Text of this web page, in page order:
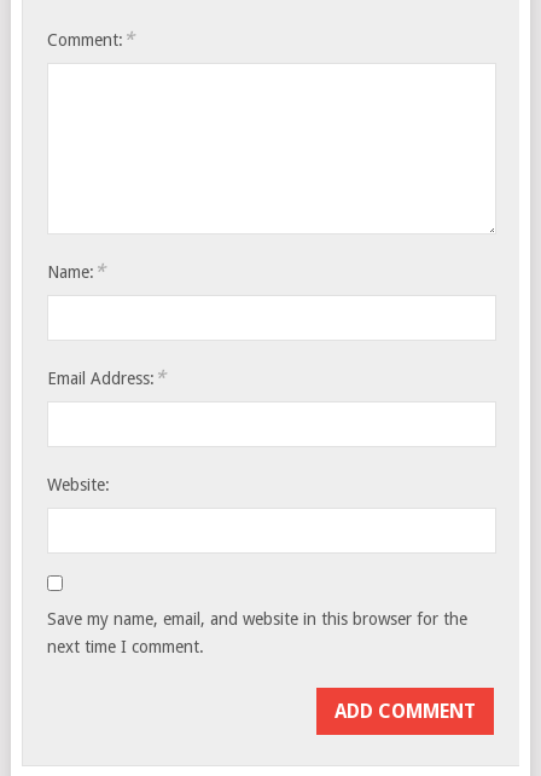
Comment: *
Name: *
Email Address: *
Website:
Save my name, email, and website in this browser for the
next time I comment.